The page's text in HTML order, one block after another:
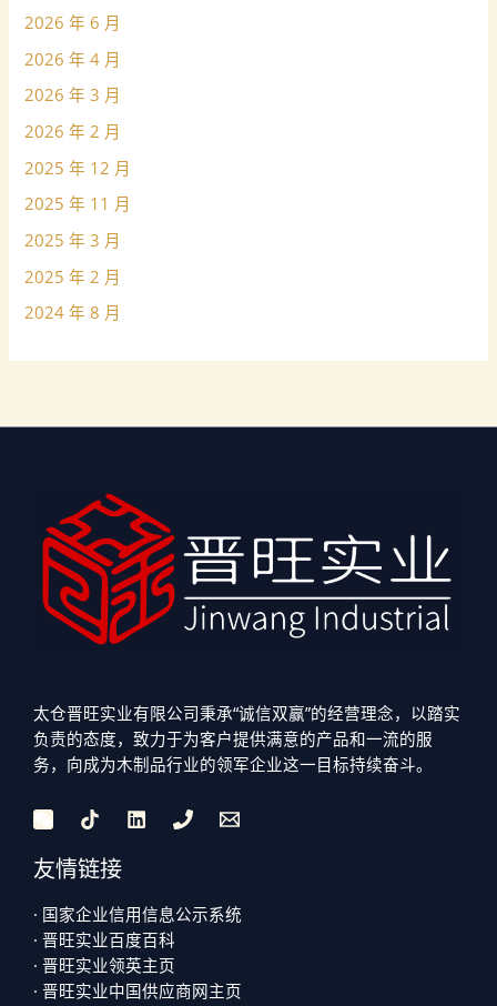
2026 年 6 月
2026 年 4 月
2026 年 3 月
2026 年 2 月
2025 年 12 月
2025 年 11 月
2025 年 3 月
2025 年 2 月
2024 年 8 月
太仓晋旺实业有限公司秉承“诚信双赢”的经营理念，以踏实
负责的态度，致力于为客户提供满意的产品和一流的服
务，向成为木制品行业的领军企业这一目标持续奋斗。
友情链接
· 国家企业信用信息公示系统
· 晋旺实业百度百科
· 晋旺实业领英主页
· 晋旺实业中国供应商网主页